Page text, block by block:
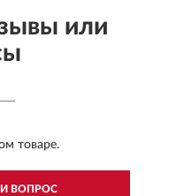
или
товаре.
ВОПРОС